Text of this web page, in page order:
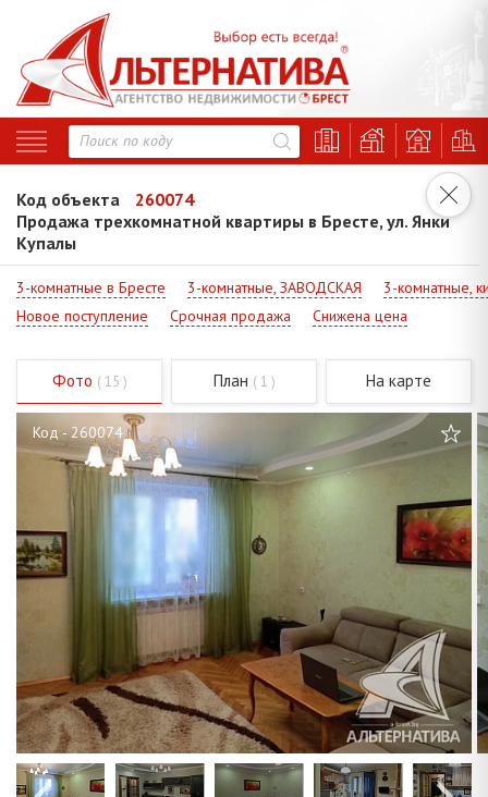
Код объекта
260074
Продажа трехкомнатной квартиры в Бресте, ул. Янки
Купалы
3-комнатные в Бресте 3-комнатные, ЗАВОДСКАЯ
3-комнатные,
Новое поступление
Срочная продажа Снижена цена
Фото ( 15 ) План ( 1 ) На карте
Код - 260074